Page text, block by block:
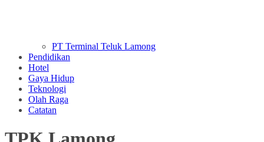
PT Terminal Teluk Lamong
Pendidikan
Hotel
Gaya Hidup
Teknologi
Olah Raga
Catatan